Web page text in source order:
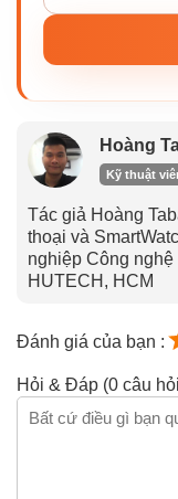
Hoàng
Kỹ thuật
Tác giả Hoàng
thoại và
nghiệp Công
HUTECH, HCM
Đánh giá của bạn :
Hỏi & Đáp (0 câu